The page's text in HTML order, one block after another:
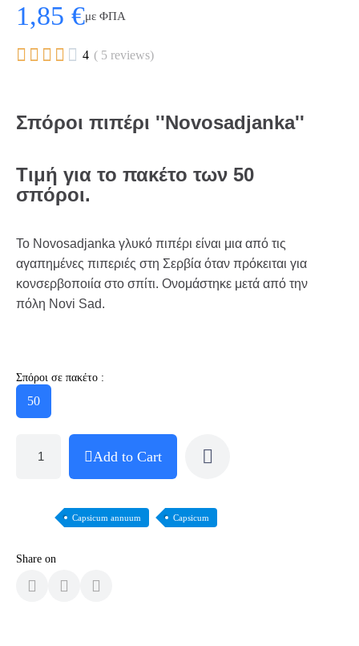
1,85 €με ΦΠΑ
     4 ( 5 reviews)
Σπόροι πιπέρι ''Novosadjanka''
Τιμή για το πακέτο των 50
σπόροι.
Το Novosadjanka γλυκό πιπέρι είναι μια από τις
αγαπημένες πιπεριές στη Σερβία όταν πρόκειται για
κονσερβοποιία στο σπίτι. Ονομάστηκε μετά από την
πόλη Novi Sad.
Σπόροι σε πακέτο :
50
Add to Cart
Capsicum annuum Capsicum
Share on